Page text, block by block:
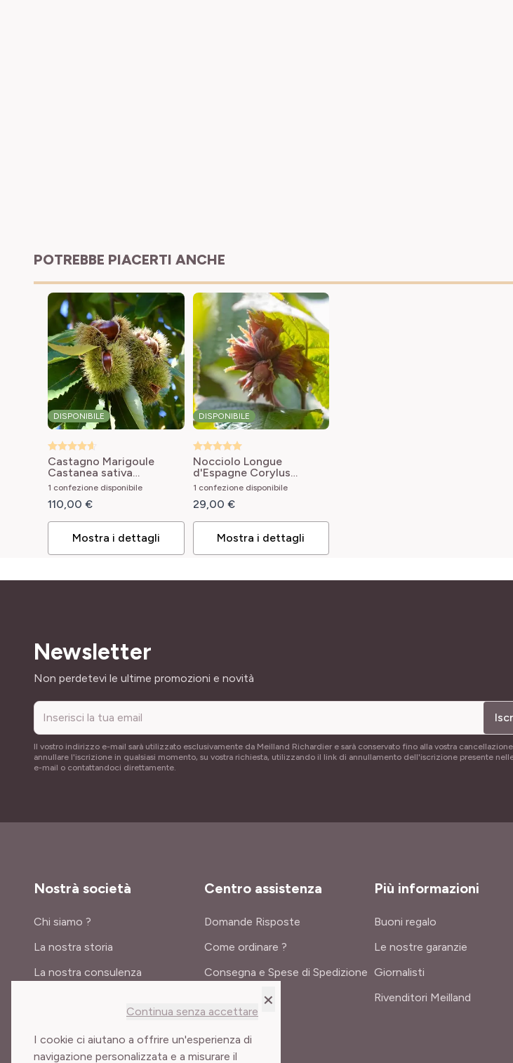
×
Continua senza accettare
I cookie ci aiutano a offrire un'esperienza di
navigazione personalizzata e a misurare il
POTREBBE PIACERTI ANCHE
DISPONIBILE
Castagno Marigoule
Castanea sativa
Marigoule
1 confezione disponibile
110,00 €
Mostra i dettagli
DISPONIBILE
Nocciolo Longue
d'Espagne Corylus
avellana Longue
d'Espagne
1 confezione disponibile
29,00 €
Mostra i dettagli
Newsletter
Indirizzo email
Non perdetevi le ultime promozioni e novità
Il vostro indirizzo e-mail sarà utilizzato esclusivamente da Meilland Richardier e sarà conservato fino alla vostra
annullare l'iscrizione in qualsiasi momento, su vostra richiesta, utilizzando il link di annullamento dell'iscrizione presente
e-mail o contattandoci direttamente.
Nostrà società
Chi siamo ?
La nostra storia
La nostra consulenza
Centro assistenza
Domande Risposte
Come ordinare ?
Consegna e Spese di Spedizione
Più informazioni
Buoni regalo
Le nostre garanzie
Giornalisti
Rivenditori Meilland